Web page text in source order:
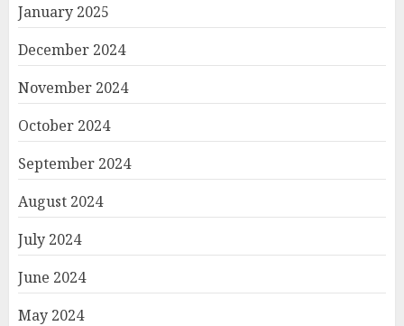
January 2025
December 2024
November 2024
October 2024
September 2024
August 2024
July 2024
June 2024
May 2024